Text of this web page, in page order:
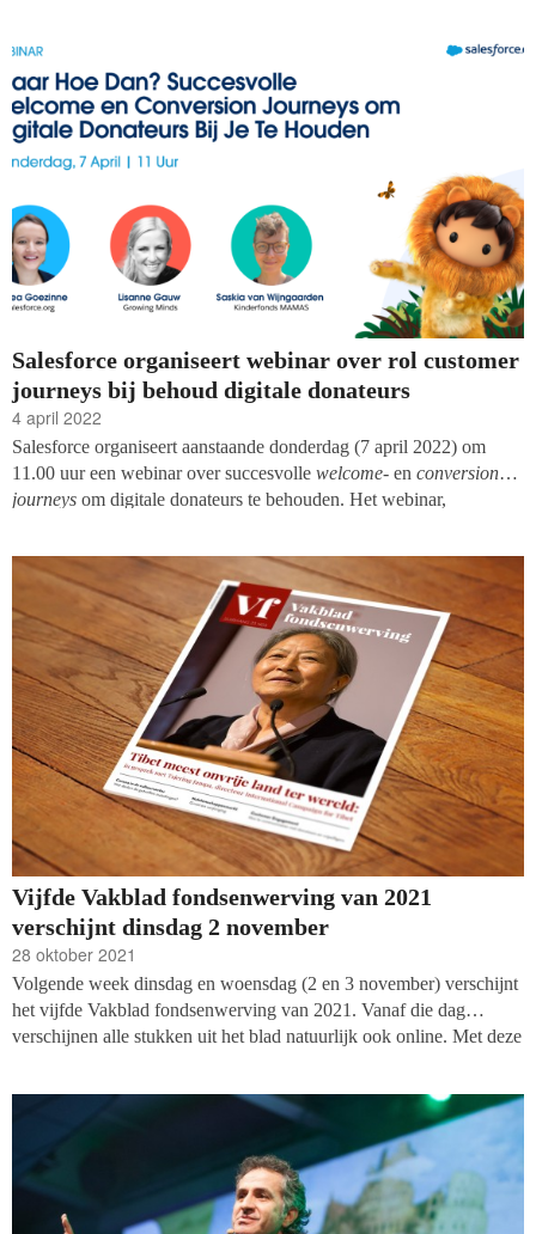
Salesforce organiseert webinar over rol customer
journeys bij behoud digitale donateurs
4 april 2022
Salesforce organiseert aanstaande donderdag (7 april 2022) om
11.00 uur een webinar over succesvolle welcome- en conversion
journeys om digitale donateurs te behouden. Het webinar,
hoe je marketing kunt automatiseren zonder het menselijke gevoel
te verliezen door e-mails af te stemmen op de behoeften van
supporters. Ook worden er tips gegeven over hoe je supporters kunt
inspireren om de donatiecyclus in de toekomst te herhalen.
Vijfde Vakblad fondsenwerving van 2021
verschijnt dinsdag 2 november
28 oktober 2021
Volgende week dinsdag en woensdag (2 en 3 november) verschijnt
het vijfde Vakblad fondsenwerving van 2021. Vanaf die dag
verschijnen alle stukken uit het blad natuurlijk ook online. Met deze
International Campaign for Tibet, Tsering Jampa, en de rechten en
plichten van de Belastingdienst in het toezien op fraude en
terrorisme.